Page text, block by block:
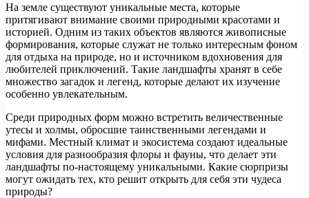
На земле существуют уникальные места, которые
притягивают внимание своими природными красотами и
историей. Одним из таких объектов являются живописные
формирования, которые служат не только интересным фоном
для отдыха на природе, но и источником вдохновения для
любителей приключений. Такие ландшафты хранят в себе
множество загадок и легенд, которые делают их изучение
особенно увлекательным.
Среди природных форм можно встретить величественные
утесы и холмы, обросшие таинственными легендами и
мифами. Местный климат и экосистема создают идеальные
условия для разнообразия флоры и фауны, что делает эти
ландшафты по-настоящему уникальными. Какие сюрпризы
могут ожидать тех, кто решит открыть для себя эти чудеса
природы?